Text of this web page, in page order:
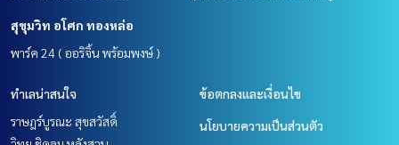
สุขุมวิท อโศก ทองหล่อ
พาร์ค 24 ( ออริจิ้น พร้อมพงษ์ )
ทำเลน่าสนใจ
ราษฎร์บูรณะ สุขสวัสดิ์
ข้อตกลงและเงื่อนไข
นโยบายความเป็นส่วนตัว